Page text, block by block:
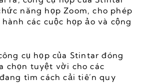
năng họp Zoom, cho phép
các cuộc họp ảo và cộng
cụ họp của Stintar đóng
chọn tuyệt vời cho các
tìm cách cải tiến quy